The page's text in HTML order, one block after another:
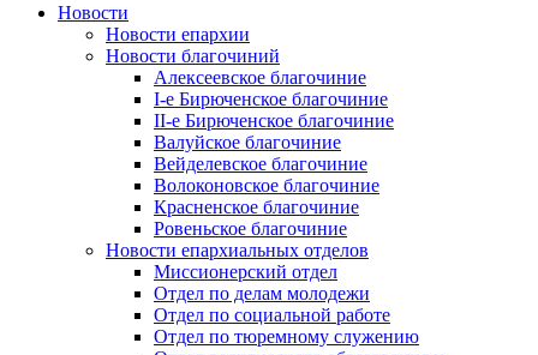
Новости
Новости епархии
Новости благочиний
Алексеевское благочиние
I-е Бирюченское благочиние
II-е Бирюченское благочиние
Валуйское благочиние
Вейделевское благочиние
Волоконовское благочиние
Красненское благочиние
Ровеньское благочиние
Новости епархиальных отделов
Миссионерский отдел
Отдел по делам молодежи
Отдел по социальной работе
Отдел по тюремному служению